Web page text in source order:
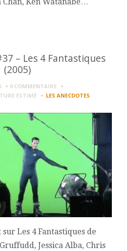
Chan, Ken Watanabe…
– Les 4 Fantastiques
(2005)
0 COMMENTAIRE
ESTIMÉ LES ANECDOTES
Les 4 Fantastiques de
Jessica Alba, Chris